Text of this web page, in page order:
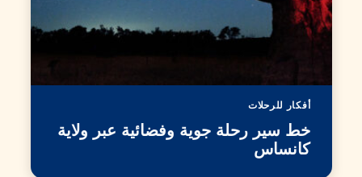
أفكار للرحلات
خط سير رحلة جوية وفضائية عبر ولاية
كانساس